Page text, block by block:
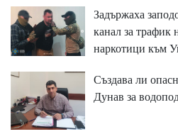
Задържаха
канал за трафик
наркотици към
Създава ли
Дунав за